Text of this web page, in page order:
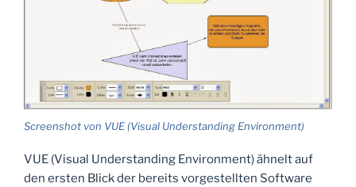
Screenshot von VUE (Visual Understanding Environment)
VUE (Visual Understanding Environment) ähnelt auf
den ersten Blick der bereits vorgestellten Software